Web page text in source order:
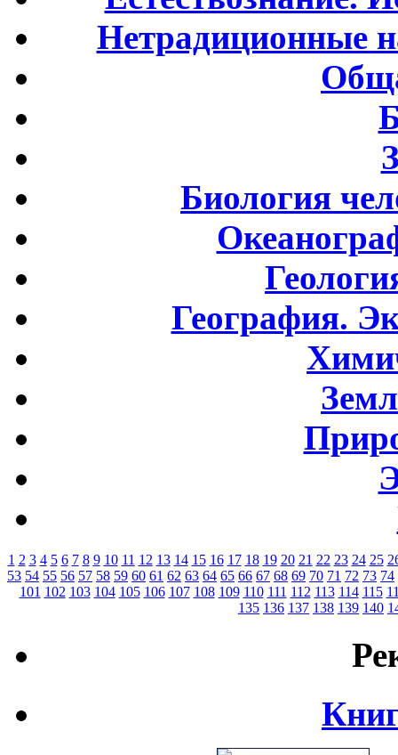
Нетрадиционные
Биология
География.
1 2 3 4 5 6 7 8 9 10 11 12 13 14 15 16 17 18 19 20 21 22 23 24 25
53 54 55 56 57 58 59 60 61 62 63 64 65 66 67 68 69 70 71 72 73 74
101 102 103 104 105 106 107 108 109 110 111 112 113 114 115
135 136 137 138 139 140